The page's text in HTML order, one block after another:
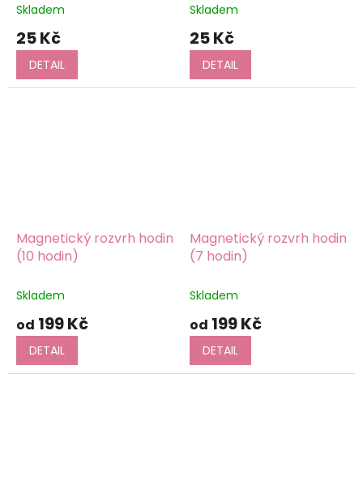
Skladem
25 Kč
DETAIL
Skladem
25 Kč
DETAIL
Magnetický rozvrh hodin
(10 hodin)
Skladem
od 199 Kč
DETAIL
Magnetický rozvrh hodin
(7 hodin)
Skladem
od 199 Kč
DETAIL